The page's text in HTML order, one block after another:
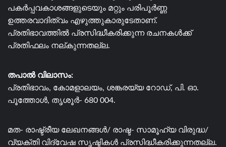
പകർപ്പവകാശങ്ങളുടെയും മറ്റും പരിപൂർണ്ണ
ഉത്തരവാദിത്വം എഴുത്തുകാരുടേതാണ്.
പ്രതിഭാവത്തിൽ പ്രസിദ്ധീകരിക്കുന്ന രചനകൾക്ക്
പ്രതിഫലം നല്കുന്നതല്ല.
തപാൽ വിലാസം:
പ്രതിഭാവം, കോമളാലയം, ശങ്കരയ്യ റോഡ്, പി. ഓ.
പൂത്തോൾ, തൃശൂർ- 680 004.
മത- രാഷ്ട്രീയ ലേഖനങ്ങൾ/ രാഷ്ട- സാമൂഹ്യ വിരുദ്ധ/
വ്യക്തി വിദ്വേഷ സൃഷ്ടികൾ പ്രസിദ്ധീകരിക്കുന്നതല്ല.